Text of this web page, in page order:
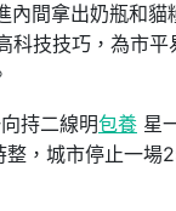
內間拿出奶瓶和
技技巧，為市
持二線明包養 星
，城市停止一